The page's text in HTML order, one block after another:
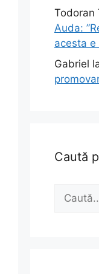
Todoran
Auda:
acesta e
Gabriel
Caută
după: